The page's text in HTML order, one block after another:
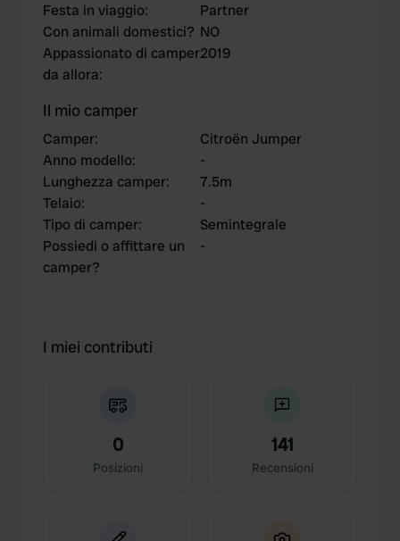
Festa in viaggio:
Partner
Con animali domestici? NO
Appassionato di camper
da allora:
2019
Il mio camper
Camper:
Citroën Jumper
Anno modello:
-
Lunghezza camper:
7.5m
Telaio:
-
Tipo di camper:
Semintegrale
Possiedi o affittare un
camper?
-
I miei contributi
0
Posizioni
141
Recensioni